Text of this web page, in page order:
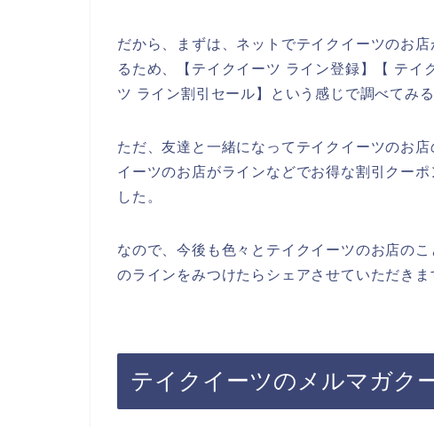
だから、まずは、ネットでテイクイーツのお
るため、【テイクイーツ ライン登録】【 テイ
ツ ライン割引セール】という感じで調べてみ
ただ、友達と一緒になってテイクイーツのお
イーツのお店がラインなどでお得な割引クー
した。
なので、今後も色々とテイクイーツのお店の
のラインをみつけたらシェアさせていただきま
テイクイーツのメルマガク